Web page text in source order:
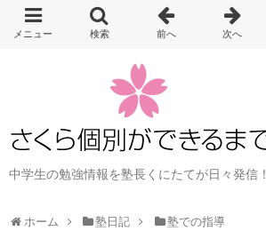
中学生の勉強情報を塾長くにたてが日々発信！
ホーム 塾日記 塾での指導